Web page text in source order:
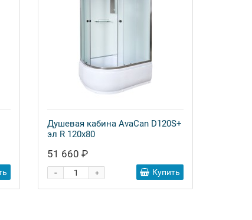
Душевая кабина AvaCan D120S+
эл R 120x80
51 660 ₽
+
- Купить